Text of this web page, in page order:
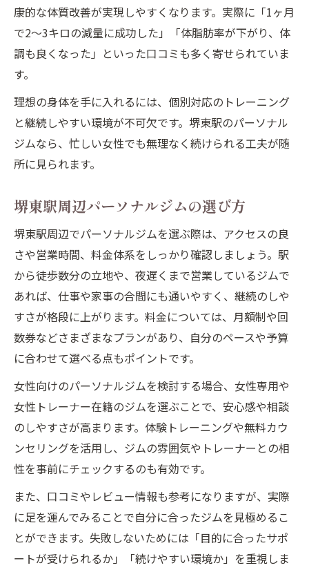
堺東駅近くパーソナルジム体験談まとめ
パーソナルジムのダイエットサポート力
食事指導と運動で変わるパーソナルジム
堺東駅エリアで安心できるメリット
堺東駅周辺パーソナルジムの安心ポイント
パーソナルジム選びで大切な安全性とは
安心して通えるパーソナルジムの特徴
初心者でも安心のサポート体制が魅力
パーソナルジム初心者向けサポートが充実
堺東駅のパーソナルジムで安心スタート
マンツーマン指導が初心者に最適な理由
未経験者も続けやすいパーソナルジム体制
パーソナルジムの丁寧なカウンセリング
康的な体質改善が実現しやすくなります。実際に「1ヶ月
で2～3キロの減量に成功した」「体脂肪率が下がり、体
調も良くなった」といった口コミも多く寄せられていま
す。
理想の身体を手に入れるには、個別対応のトレーニング
と継続しやすい環境が不可欠です。堺東駅のパーソナル
ジムなら、忙しい女性でも無理なく続けられる工夫が随
所に見られます。
堺東駅周辺パーソナルジムの選び方
堺東駅周辺でパーソナルジムを選ぶ際は、アクセスの良
さや営業時間、料金体系をしっかり確認しましょう。駅
から徒歩数分の立地や、夜遅くまで営業しているジムで
あれば、仕事や家事の合間にも通いやすく、継続のしや
すさが格段に上がります。料金については、月額制や回
数券などさまざまなプランがあり、自分のペースや予算
に合わせて選べる点もポイントです。
女性向けのパーソナルジムを検討する場合、女性専用や
女性トレーナー在籍のジムを選ぶことで、安心感や相談
のしやすさが高まります。体験トレーニングや無料カウ
ンセリングを活用し、ジムの雰囲気やトレーナーとの相
性を事前にチェックするのも有効です。
また、口コミやレビュー情報も参考になりますが、実際
に足を運んでみることで自分に合ったジムを見極めるこ
とができます。失敗しないためには「目的に合ったサポ
ートが受けられるか」「続けやすい環境か」を重視しま